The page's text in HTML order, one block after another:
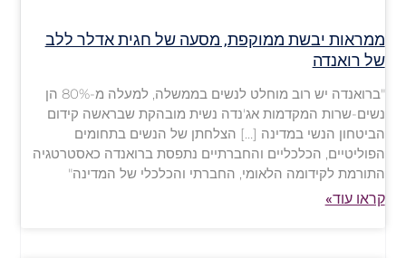
ממראות יבשת ממוקפת, מסעה של חגית אדלר ללב
של רואנדה
"ברואנדה יש רוב מוחלט לנשים בממשלה, למעלה מ-80% הן
נשים-שרות המקדמות אג'נדה נשית מובהקת שבראשה קידום
הביטחון הנשי במדינה […] הצלחתן של הנשים בתחומים
הפוליטיים, הכלכליים והחברתיים נתפסת ברואנדה כאסטרטגיה
התורמת לקידומה הלאומי, החברתי והכלכלי של המדינה"
קראו עוד»